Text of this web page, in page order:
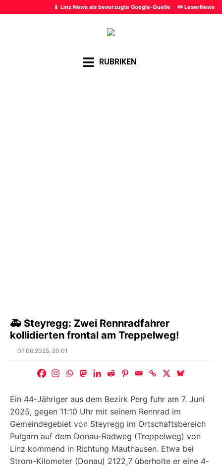
📱 Linz News als bevorzugte Google-Quelle ✏️ LeserNews
RUBRIKEN
🚑 Steyregg: Zwei Rennradfahrer
kollidierten frontal am Treppelweg!
Posted
07.06.2025, 20:01
Ein 44-Jähriger aus dem Bezirk Perg fuhr am 7. Juni
2025, gegen 11:10 Uhr mit seinem Rennrad im
Gemeindegebiet von Steyregg im Ortschaftsbereich
Pulgarn auf dem Donau-Radweg (Treppelweg) von
Linz kommend in Richtung Mauthausen. Etwa bei
Strom-Kilometer (Donau) 2122,7 überholte er eine 4-